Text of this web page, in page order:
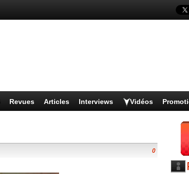
Revues Articles Interviews Vidéos
0